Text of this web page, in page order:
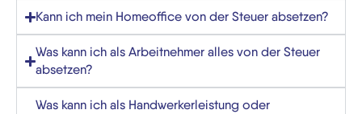
Kann ich mein Homeoffice von der Steuer absetzen?
Was kann ich als Arbeitnehmer alles von der Steuer
absetzen?
Was kann ich als Handwerkerleistung oder